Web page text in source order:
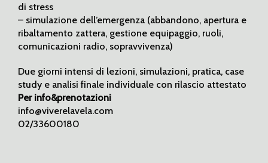
di stress
– simulazione dell’emergenza (abbandono, apertura e
ribaltamento zattera, gestione equipaggio, ruoli,
comunicazioni radio, sopravvivenza)
Due giorni intensi di lezioni, simulazioni, pratica, case
study e analisi finale individuale con rilascio attestato
Per info&prenotazioni
info@viverelavela.com
02/33600180